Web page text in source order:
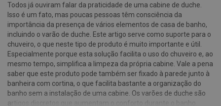
Todos já ouviram falar da praticidade de uma cabine de duche.
Isso é um fato, mas poucas pessoas têm consciência da
importância da presença de vários elementos de casa de banho,
incluindo o varão de duche. Este artigo serve como suporte para o
chuveiro, o que neste tipo de produto é muito importante e útil.
Especialmente porque esta solução facilita o uso do chuveiro e, ao
mesmo tempo, simplifica a limpeza da própria cabine. Vale a pena
saber que este produto pode também ser fixado à parede junto à
banheira com cortina, o que facilita bastante a organização do
banho sem a instalação de uma cabine. Os varões de duche são
artigos discretos que aumentam o conforto durante o banho.